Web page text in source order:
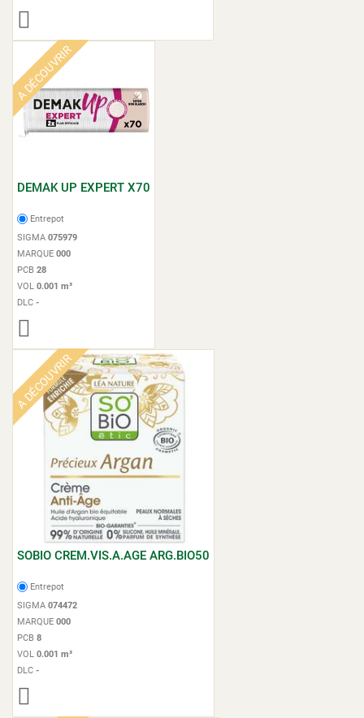
A DÉCOUVRIR
DEMAK UP EXPERT X70
Entrepot
SIGMA 075979
MARQUE 000
PCB 28
VOL 0.001 m³
DLC -
A DÉCOUVRIR
SOBIO CREM.VIS.A.AGE ARG.BIO50
Entrepot
SIGMA 074472
MARQUE 000
PCB 8
VOL 0.001 m³
DLC -